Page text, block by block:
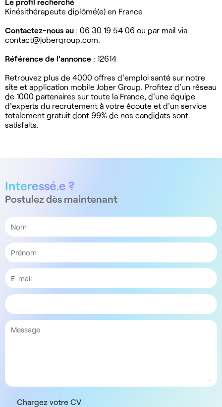
Kinésithérapeute diplômé(e) en France
Contactez-nous au : 06 30 19 54 06 ou par mail via
contact@jobergroup.com
Référence de l'annonce : 12614
Retrouvez plus de 4000 offres d'emploi santé sur notre
site et application mobile Jober Group. Profitez d'un réseau
de 1000 partenaires sur toute la France, d'une équipe
d'experts du recrutement à votre écoute et d'un service
totalement gratuit dont 99% de nos candidats sont
satisfaits.
Interessé.e ?
Postulez dès maintenant
Chargez votre CV